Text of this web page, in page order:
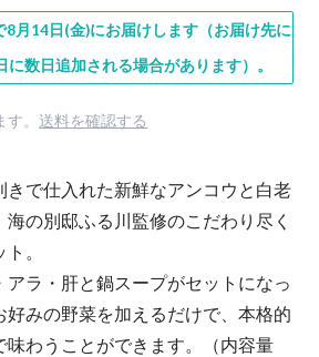
月14日(金)にお届けします（お届け先に
に数日追加される場合があります）。
。 送料を確認する
きで仕入れた新鮮なアンコウと白老
の別邸ふる川監修のこだわり尽く
。
アラ・肝と鍋スープがセットになっ
好みの野菜を加えるだけで、本格的
味わうことができます。（内容量